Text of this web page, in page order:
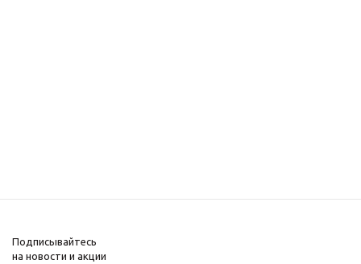
Подписывайтесь
на новости и акции